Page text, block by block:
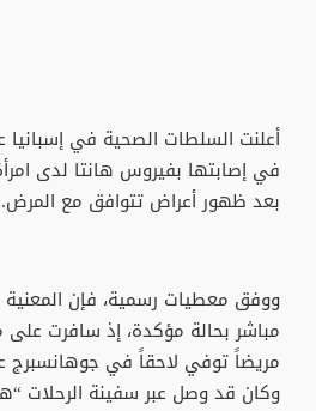
أعلنت السلطات الصحية في
في إصابتها بفيروس هانتا لدى
بعد ظهور أعراض تتوافق مع المرض.
ووفق معطيات رسمية، فإن المعنية
مباشر بحالة مؤكدة، إذ سافرت
مريضاً توفي لاحقاً في جوهانسبرج
وكان قد وصل عبر سفينة الرحلات